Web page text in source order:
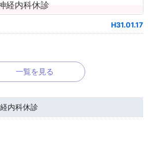
内科休診
H31.01.17
一覧を見る
内科休診